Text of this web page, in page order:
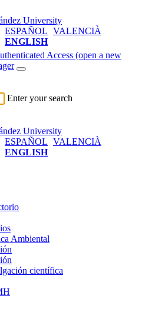
ESPAÑOL VALENCIÀ
ENGLISH
Access (open a new
Enter your search
ESPAÑOL VALENCIÀ
ENGLISH
Ambiental
científica